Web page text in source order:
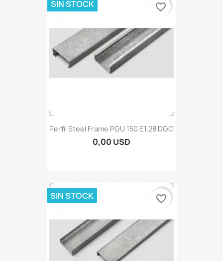
Perfil Steel Frame PGU 150 E1,28 DGO
0,00 USD
SIN STOCK favorite_border
SIN STOCK favorite_border